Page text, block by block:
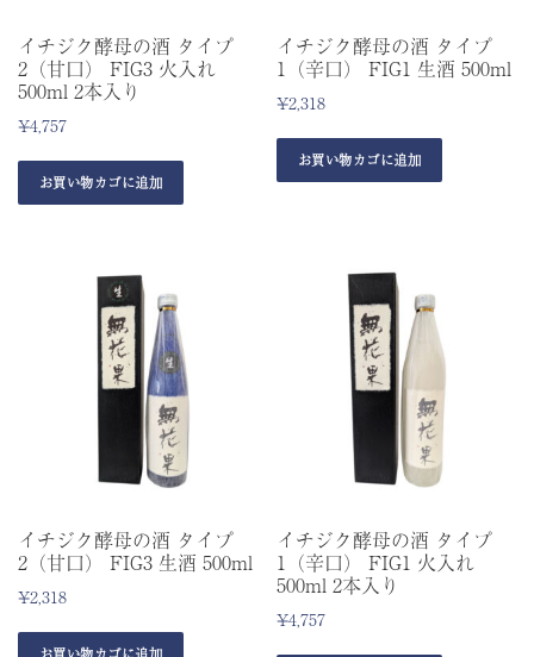
イチジク酵母の酒 タイプ
2（甘口） FIG3 火入れ
500ml 2本入り
¥4,757
お買い物カゴに追加
イチジク酵母の酒 タイプ
1（辛口） FIG1 生酒 500ml
¥2,318
お買い物カゴに追加
イチジク酵母の酒 タイプ
2（甘口） FIG3 生酒 500ml
¥2,318
イチジク酵母の酒 タイプ
1（辛口） FIG1 火入れ
500ml 2本入り
¥4,757